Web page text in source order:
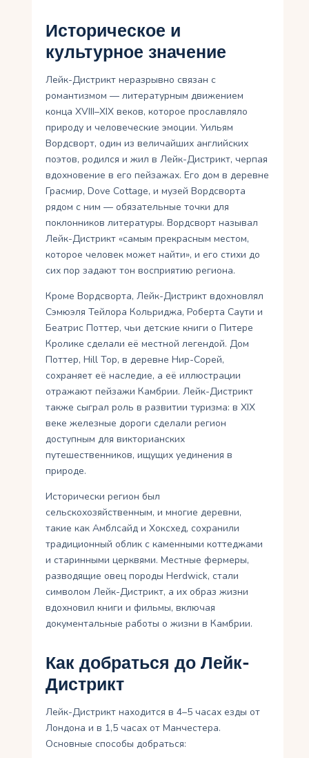
Историческое и
культурное значение
Лейк-Дистрикт неразрывно связан с
романтизмом — литературным движением
конца XVIII–XIX веков, которое прославляло
природу и человеческие эмоции. Уильям
Вордсворт, один из величайших английских
поэтов, родился и жил в Лейк-Дистрикт, черпая
вдохновение в его пейзажах. Его дом в деревне
Грасмир, Dove Cottage, и музей Вордсворта
рядом с ним — обязательные точки для
поклонников литературы. Вордсворт называл
Лейк-Дистрикт «самым прекрасным местом,
которое человек может найти», и его стихи до
сих пор задают тон восприятию региона.
Кроме Вордсворта, Лейк-Дистрикт вдохновлял
Сэмюэля Тейлора Кольриджа, Роберта Саути и
Беатрис Поттер, чьи детские книги о Питере
Кролике сделали её местной легендой. Дом
Поттер, Hill Top, в деревне Нир-Сорей,
сохраняет её наследие, а её иллюстрации
отражают пейзажи Камбрии. Лейк-Дистрикт
также сыграл роль в развитии туризма: в XIX
веке железные дороги сделали регион
доступным для викторианских
путешественников, ищущих уединения в
природе.
Исторически регион был
сельскохозяйственным, и многие деревни,
такие как Амблсайд и Хоксхед, сохранили
традиционный облик с каменными коттеджами
и старинными церквями. Местные фермеры,
разводящие овец породы Herdwick, стали
символом Лейк-Дистрикт, а их образ жизни
вдохновил книги и фильмы, включая
документальные работы о жизни в Камбрии.
Как добраться до Лейк-
Дистрикт
Лейк-Дистрикт находится в 4–5 часах езды от
Лондона и в 1,5 часах от Манчестера.
Основные способы добраться: